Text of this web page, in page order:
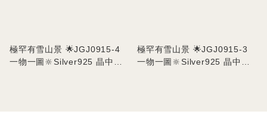
極罕有雪山景 🌟JGJ0915-4
一物一圖🔆Silver925 晶中晶
極罕有雪山景 🌟JGJ0915-3
一物一圖🔆Silver925 晶中晶